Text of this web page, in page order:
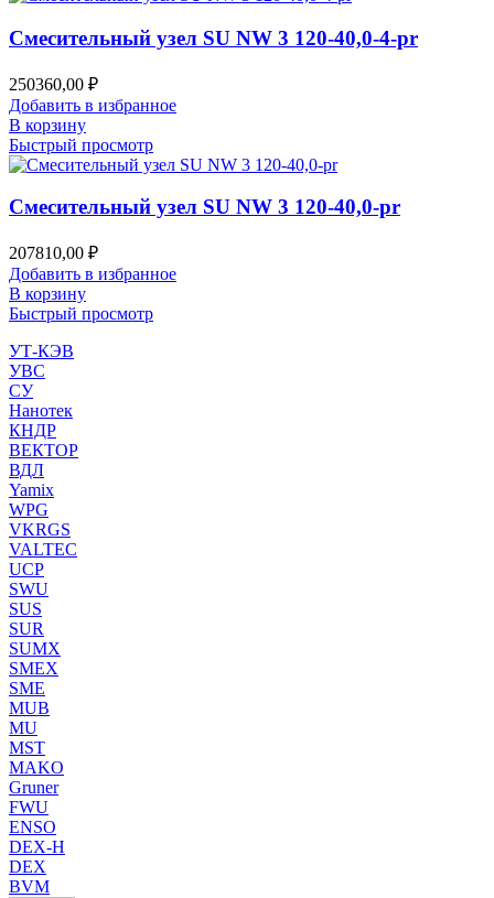
Смесительный узел SU NW 3 120-40,0-4-pr
250360,00 ₽
Добавить в избранное
В корзину
Быстрый просмотр
Смесительный узел SU NW 3 120-40,0-pr
207810,00 ₽
Добавить в избранное
В корзину
Быстрый просмотр
УТ-КЭВ
УВС
СУ
Нанотек
КНДР
ВЕКТОР
ВДЛ
Yamix
WPG
VKRGS
VALTEC
UCP
SWU
SUS
SUR
SUMX
SMEX
SME
MUB
MU
MST
MAKO
Gruner
FWU
ENSO
DEX-H
DEX
BVM